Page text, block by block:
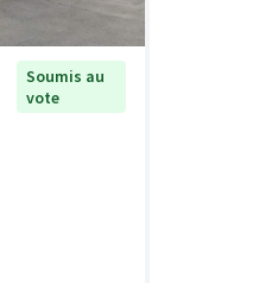
Soumis au
vote